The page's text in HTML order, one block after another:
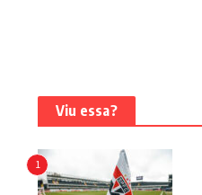
Viu essa?
1